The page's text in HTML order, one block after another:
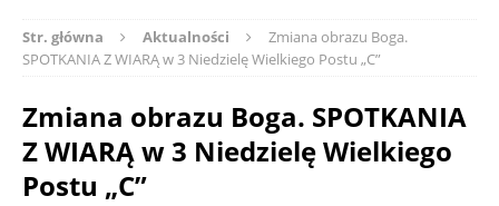
Str. główna Aktualności
Zmiana obrazu Boga.
SPOTKANIA Z WIARĄ w 3 Niedzielę Wielkiego Postu „C”
Zmiana obrazu Boga. SPOTKANIA
Z WIARĄ w 3 Niedzielę Wielkiego
Postu „C”